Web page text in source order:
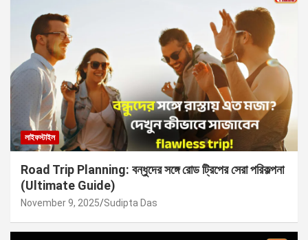
লাইফস্টাইল
Road Trip Planning: বন্ধুদের সঙ্গে রোড ট্রিপের সেরা পরিকল্পনা
(Ultimate Guide)
November 9, 2025 Sudipta Das